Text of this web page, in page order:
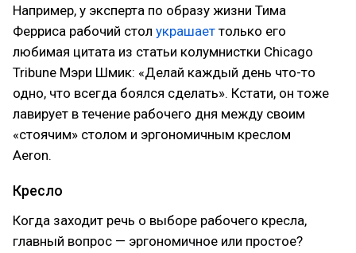
Например, у эксперта по образу жизни Тима
Ферриса рабочий стол украшает только его
любимая цитата из статьи колумнистки Chicago
Tribune Мэри Шмик: «Делай каждый день что-то
одно, что всегда боялся сделать». Кстати, он тоже
лавирует в течение рабочего дня между своим
«стоячим» столом и эргономичным креслом
Aeron.
Кресло
Когда заходит речь о выборе рабочего кресла,
главный вопрос — эргономичное или простое?